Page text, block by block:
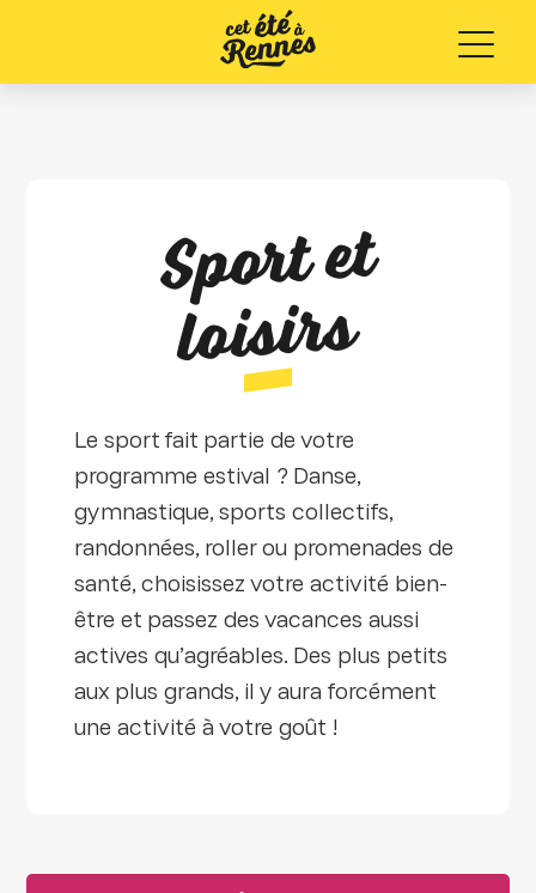
Menu
S
port et
l
oisirs
Le sport fait partie de votre
programme estival ? Danse,
gymnastique, sports collectifs,
randonnées, roller ou promenades de
santé, choisissez votre activité bien-
être et passez des vacances aussi
actives qu’agréables. Des plus petits
aux plus grands, il y aura forcément
une activité à votre goût !